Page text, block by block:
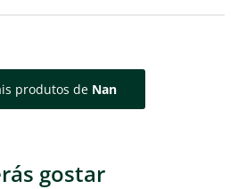
produtos de Nan
gostar